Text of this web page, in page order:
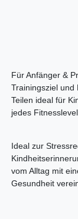
Für Anfänger &
Trainingsziel und
Teilen ideal für
jedes Fitnesslevel
Ideal zur
vom Alltag mit
Gesundheit